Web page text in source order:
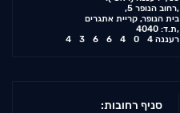
,רחוב הנופר 5,
בית הנופר, קריית אתגרים
ת.ד: 4040,
רעננה4366404
סניף רחובות: